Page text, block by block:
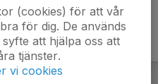
(cookies) för att vår
för dig. De används
att hjälpa oss att
tjänster.
vi cookies